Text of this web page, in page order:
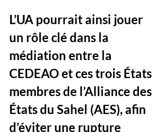
L’UA pourrait ainsi jouer
un rôle clé dans la
médiation entre la
CEDEAO et ces trois États
membres de l’Alliance des
États du Sahel (AES), afin
d’éviter une rupture